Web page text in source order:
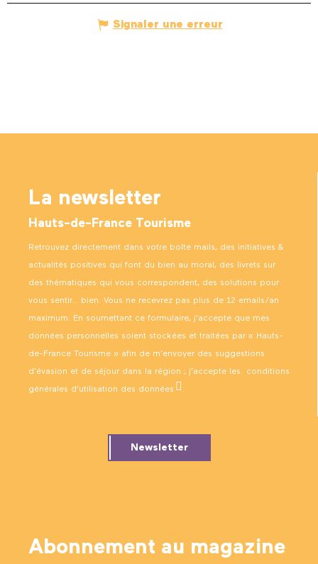
Signaler une erreur
La newsletter
Hauts-de-France Tourisme
Retrouvez directement dans votre boîte mails, des initiatives &
actualités positives qui font du bien au moral, des livrets sur
des thématiques qui vous correspondent, des solutions pour
vous sentir… bien. Vous ne recevrez pas plus de 12 emails/an
maximum. En soumettant ce formulaire, j’accepte que mes
données personnelles soient stockées et traitées par « Hauts-
de-France Tourisme » afin de m’envoyer des suggestions
d’évasion et de séjour dans la région ; j’accepte les conditions
générales d’utilisation des données .
Newsletter
Abonnement au magazine